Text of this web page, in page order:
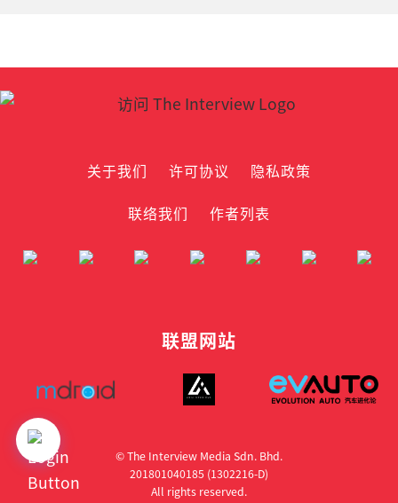
关于我们 许可协议
隐私政策
联络我们
作者列表
联盟网站
© The Interview Media Sdn. Bhd.
201801040185 (1302216­-D)
All rights reserved.